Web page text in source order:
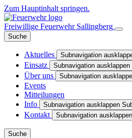
Zum Hauptinhalt springen.
Freiwillige Feuerwehr Sallingberg
Suche
Aktuelles Subnavigation
Einsatz Subnavigation ausklappen
Über uns Subnavigation
Events
Mitteilungen
Info
Subnavigation ausklappen
Kontakt Subnavigation ausklappen
Suche